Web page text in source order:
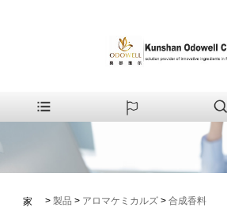
家 > 製品 > アロマケミカルズ > 合成香料